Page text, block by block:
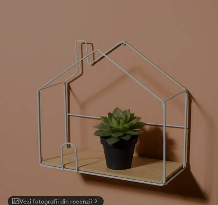
Vezi fotografii din recenzii